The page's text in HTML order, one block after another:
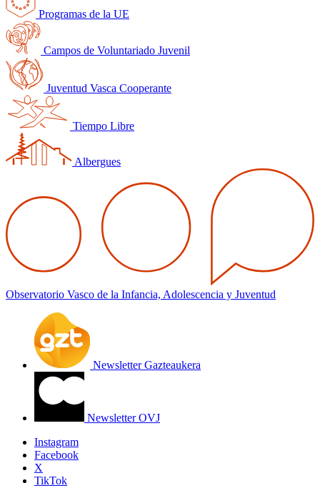
Programas de la UE
Campos de Voluntariado Juvenil
Juventud Vasca Cooperante
Tiempo Libre
Albergues
Observatorio Vasco de la Infancia, Adolescencia y Juventud
Newsletter Gazteaukera
Newsletter OVJ
Instagram
Facebook
X
TikTok